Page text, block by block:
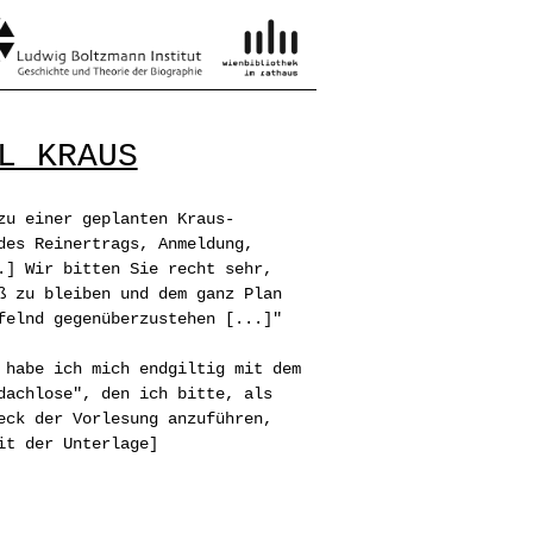
KRAUS
einer geplanten Kraus-
Reinertrags, Anmeldung,
Wir bitten Sie recht sehr,
zu bleiben und dem ganz Plan
gegenüberzustehen [...]"
habe ich mich endgiltig mit dem
den ich bitte, als
der Vorlesung anzuführen,
der Unterlage]